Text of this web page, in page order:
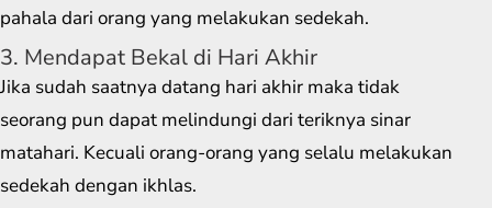
pahala dari orang yang melakukan sedekah.
3. Mendapat Bekal di Hari Akhir
Jika sudah saatnya datang hari akhir maka tidak
seorang pun dapat melindungi dari teriknya sinar
matahari. Kecuali orang-orang yang selalu melakukan
sedekah dengan ikhlas.